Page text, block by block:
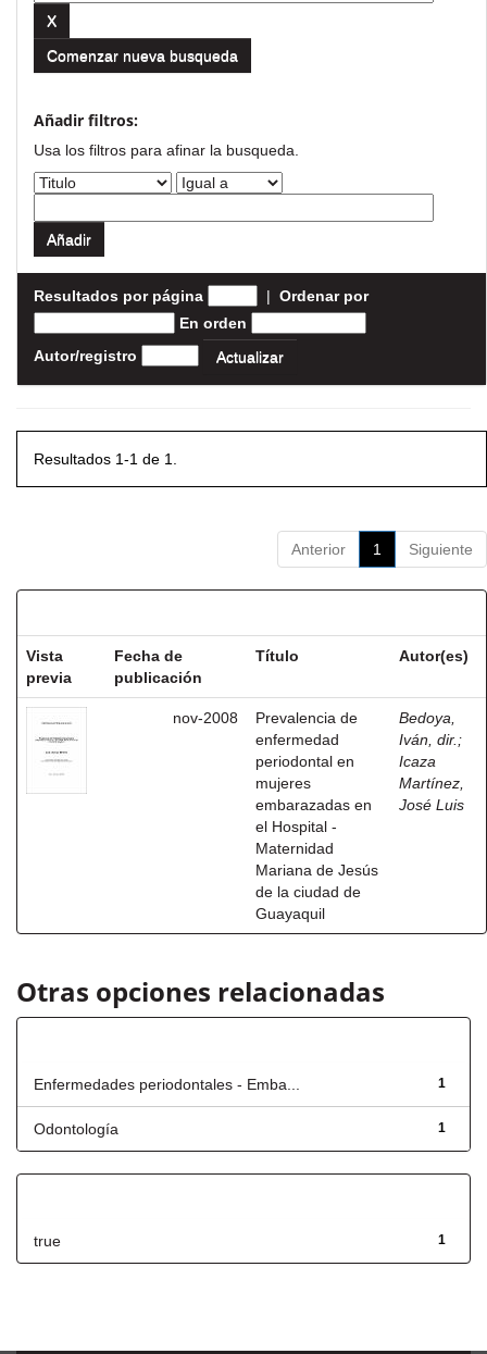
Comenzar nueva busqueda
Añadir filtros:
Usa los filtros para afinar la busqueda.
Resultados por página | Ordenar por
En orden
Autor/registro
Resultados 1-1 de 1.
Anterior 1 Siguiente
Vista
previa
Fecha de
publicación
Título Autor(es)
nov-2008
Prevalencia de
enfermedad
periodontal en
mujeres
embarazadas en
el Hospital -
Maternidad
Mariana de Jesús
de la ciudad de
Guayaquil
Bedoya,
Iván, dir. ;
Icaza
Martínez,
José Luis
Otras opciones relacionadas
1
Enfermedades periodontales - Emba...
1
Odontología
1
true